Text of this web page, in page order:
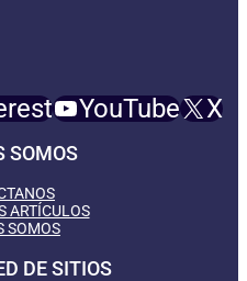
YouTube X
SOMOS
ARTÍCULOS
SOMOS
DE SITIOS